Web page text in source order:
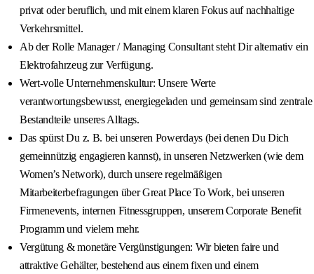
privat oder beruflich, und mit einem klaren Fokus auf nachhaltige
Verkehrsmittel.
Ab der Rolle Manager / Managing Consultant steht Dir alternativ ein
Elektrofahrzeug zur Verfügung.
Wert-volle Unternehmenskultur: Unsere Werte
verantwortungsbewusst, energiegeladen und gemeinsam sind zentrale
Bestandteile unseres Alltags.
Das spürst Du z. B. bei unseren Powerdays (bei denen Du Dich
gemeinnützig engagieren kannst), in unseren Netzwerken (wie dem
Women’s Network), durch unsere regelmäßigen
Mitarbeiterbefragungen über Great Place To Work, bei unseren
Firmenevents, internen Fitnessgruppen, unserem Corporate Benefit
Programm und vielem mehr.
Vergütung & monetäre Vergünstigungen: Wir bieten faire und
attraktive Gehälter, bestehend aus einem fixen und einem